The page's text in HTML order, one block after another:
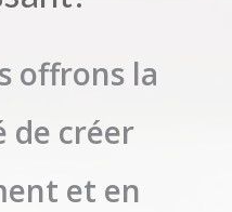
offrons la
de créer
et en